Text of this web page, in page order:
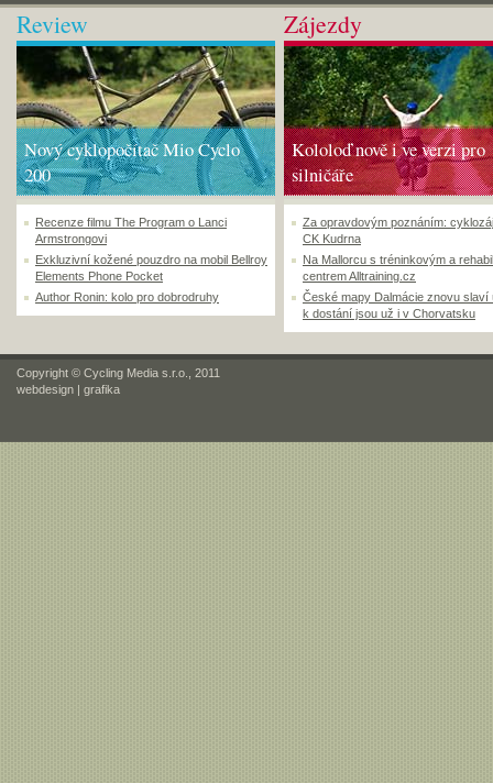
Review
Nový cyklopočítač Mio Cyclo
200
Recenze filmu The Program o Lanci
Armstrongovi
Exkluzivní kožené pouzdro na mobil Bellroy
Elements Phone Pocket
Author Ronin: kolo pro dobrodruhy
Zájezdy
Kololoď nově i ve verzi pro
silničáře
Za opravdovým poznáním:
CK Kudrna
Na Mallorcu s tréninkovým a
centrem Alltraining.cz
České mapy Dalmácie znovu slaví
k dostání jsou už i v Chorvatsku
Copyright © Cycling Media s.r.o., 2011
webdesign | grafika